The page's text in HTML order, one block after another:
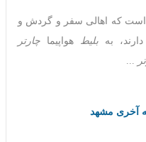
است که اهالی سفر و گردش و
به بلیط هواپیما چارتر
...
آخری مشهد